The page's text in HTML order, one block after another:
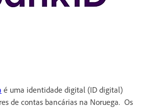
é uma identidade digital (ID digital)
de contas bancárias na Noruega. Os